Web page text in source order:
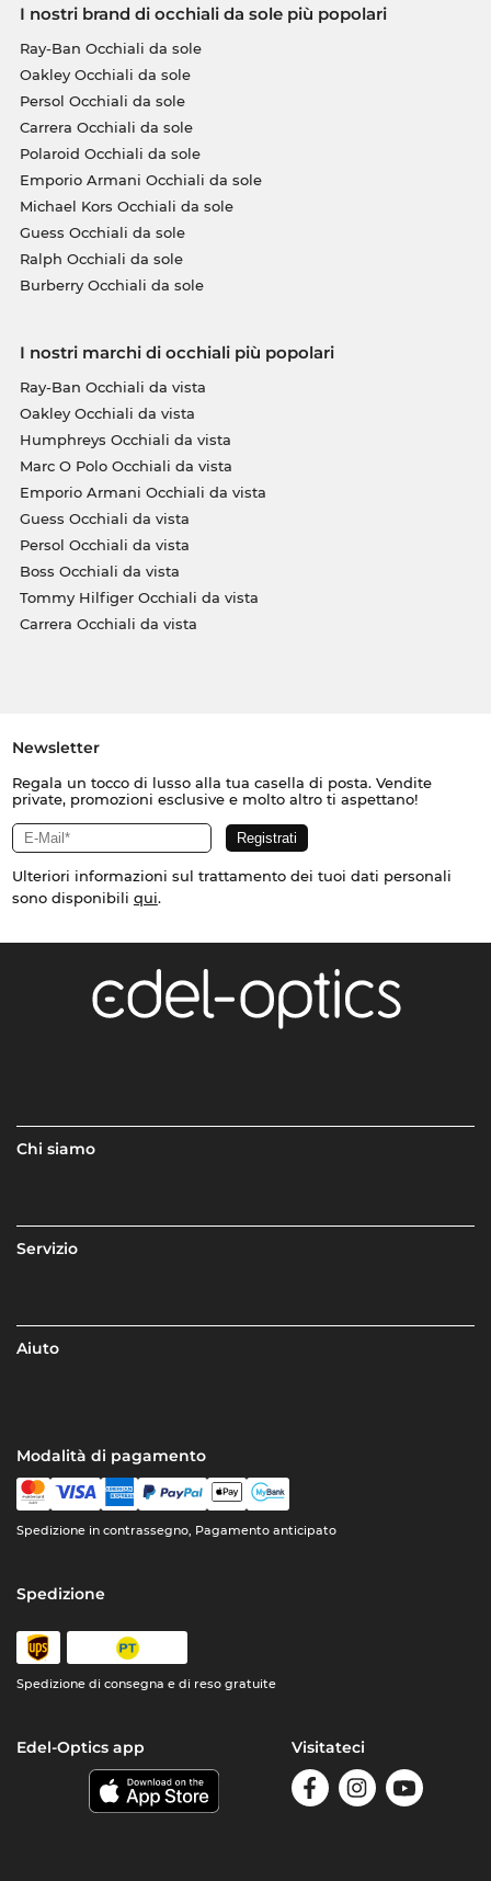
I nostri brand di occhiali da sole più popolari
Ray-Ban Occhiali da sole
Oakley Occhiali da sole
Persol Occhiali da sole
Carrera Occhiali da sole
Polaroid Occhiali da sole
Emporio Armani Occhiali da sole
Michael Kors Occhiali da sole
Guess Occhiali da sole
Ralph Occhiali da sole
Burberry Occhiali da sole
I nostri marchi di occhiali più popolari
Ray-Ban Occhiali da vista
Oakley Occhiali da vista
Humphreys Occhiali da vista
Marc O Polo Occhiali da vista
Emporio Armani Occhiali da vista
Guess Occhiali da vista
Persol Occhiali da vista
Boss Occhiali da vista
Tommy Hilfiger Occhiali da vista
Carrera Occhiali da vista
Newsletter
Regala un tocco di lusso alla tua casella di posta. Vendite
private, promozioni esclusive e molto altro ti aspettano!
Ulteriori informazioni sul trattamento dei tuoi dati personali
sono disponibili qui.
Chi siamo
Servizio
Aiuto
Modalità di pagamento
Spedizione in contrassegno, Pagamento anticipato
Spedizione
Spedizione di consegna e di reso gratuite
Edel-Optics app Visitateci